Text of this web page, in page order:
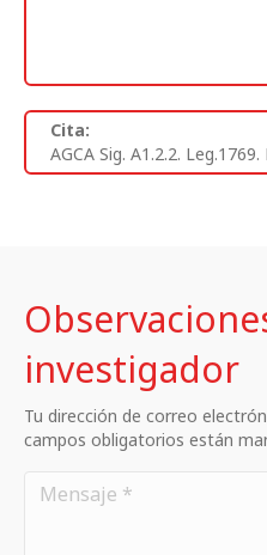
Cita:
AGCA Sig. A1.2.2.
investigador
Tu dirección de correo
campos obligatorios están